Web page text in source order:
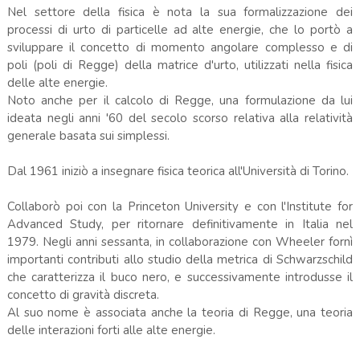
Nel settore della fisica è nota la sua formalizzazione dei
processi di urto di particelle ad alte energie, che lo portò a
sviluppare il concetto di momento angolare complesso e di
poli (poli di Regge) della matrice d'urto, utilizzati nella fisica
delle alte energie.
Noto anche per il calcolo di Regge, una formulazione da lui
ideata negli anni '60 del secolo scorso relativa alla relatività
generale basata sui simplessi.
Dal 1961 iniziò a insegnare fisica teorica all'Università di Torino.
Collaborò poi con la Princeton University e con l'Institute for
Advanced Study, per ritornare definitivamente in Italia nel
1979. Negli anni sessanta, in collaborazione con Wheeler fornì
importanti contributi allo studio della metrica di Schwarzschild
che caratterizza il buco nero, e successivamente introdusse il
concetto di gravità discreta.
Al suo nome è associata anche la teoria di Regge, una teoria
delle interazioni forti alle alte energie.